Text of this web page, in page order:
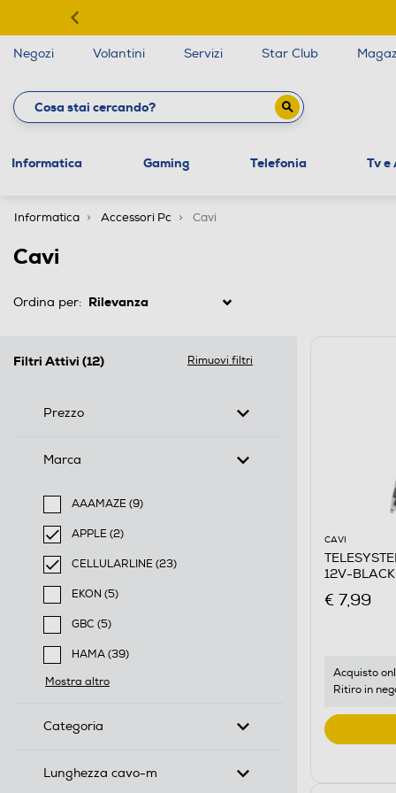
Negozi Volantini Servizi Star Club
Informatica Gaming Telefonia Tv e
Informatica Accessori Pc Cavi
Cavi
Ordina per:
Filtri Attivi (12) Rimuovi filtri
Prezzo
Marca
AAAMAZE (9)
Filtra per Marca: AAAMAZE
APPLE (2)
selected Filtro applicato per Marca: APPLE
CELLULARLINE (23)
selected Filtro applicato per Marca: CELLULARLINE
EKON (5)
Filtra per Marca: EKON
GBC (5)
Filtra per Marca: GBC
HAMA (39)
Filtra per Marca: HAMA
Mostra altro
Categoria
Lunghezza cavo-m
CAVI
12V-BLACK
€ 7,99
Acquisto
Ritiro in